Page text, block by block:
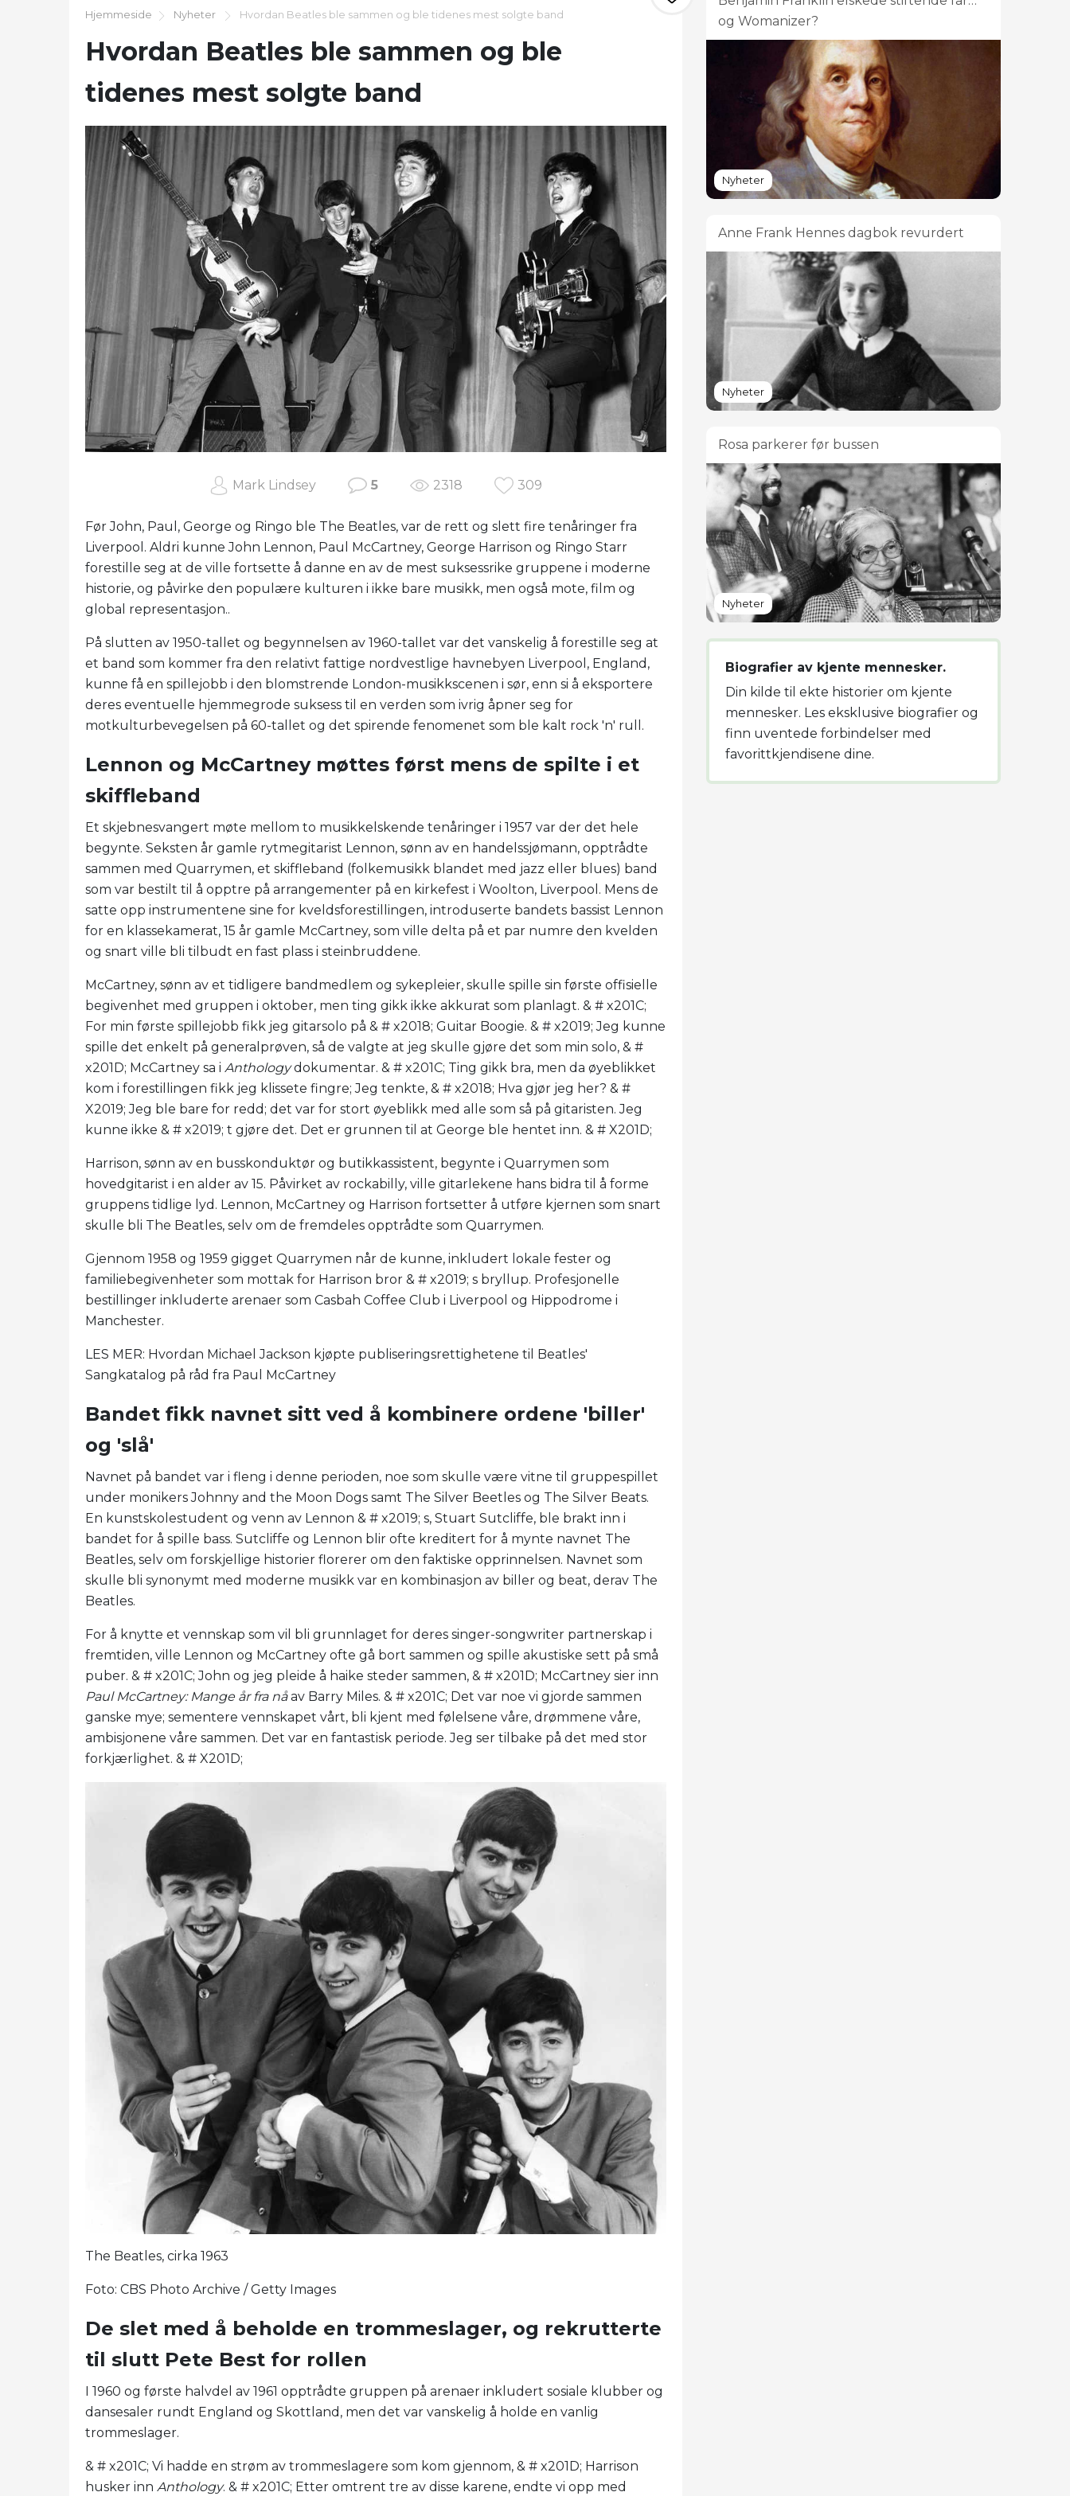
Hjemmeside Nyheter Hvordan Beatles ble sammen og ble tidenes mest solgte band
Hvordan Beatles ble sammen og ble
tidenes mest solgte band
Mark Lindsey 5 2318 309
Før John, Paul, George og Ringo ble The Beatles, var de rett og slett fire tenåringer fra
Liverpool. Aldri kunne John Lennon, Paul McCartney, George Harrison og Ringo Starr
forestille seg at de ville fortsette å danne en av de mest suksessrike gruppene i moderne
historie, og påvirke den populære kulturen i ikke bare musikk, men også mote, film og
global representasjon..
På slutten av 1950-tallet og begynnelsen av 1960-tallet var det vanskelig å forestille seg at
et band som kommer fra den relativt fattige nordvestlige havnebyen Liverpool, England,
kunne få en spillejobb i den blomstrende London-musikkscenen i sør, enn si å eksportere
deres eventuelle hjemmegrode suksess til en verden som ivrig åpner seg for
motkulturbevegelsen på 60-tallet og det spirende fenomenet som ble kalt rock 'n' rull.
Lennon og McCartney møttes først mens de spilte i et
skiffleband
Et skjebnesvangert møte mellom to musikkelskende tenåringer i 1957 var der det hele
begynte. Seksten år gamle rytmegitarist Lennon, sønn av en handelssjømann, opptrådte
sammen med Quarrymen, et skiffleband (folkemusikk blandet med jazz eller blues) band
som var bestilt til å opptre på arrangementer på en kirkefest i Woolton, Liverpool. Mens de
satte opp instrumentene sine for kveldsforestillingen, introduserte bandets bassist Lennon
for en klassekamerat, 15 år gamle McCartney, som ville delta på et par numre den kvelden
og snart ville bli tilbudt en fast plass i steinbruddene.
McCartney, sønn av et tidligere bandmedlem og sykepleier, skulle spille sin første offisielle
begivenhet med gruppen i oktober, men ting gikk ikke akkurat som planlagt. & # x201C;
For min første spillejobb fikk jeg gitarsolo på & # x2018; Guitar Boogie. & # x2019; Jeg kunne
spille det enkelt på generalprøven, så de valgte at jeg skulle gjøre det som min solo, & #
x201D; McCartney sa i Anthologydokumentar. & # x201C; Ting gikk bra, men da øyeblikket
kom i forestillingen fikk jeg klissete fingre; Jeg tenkte, & # x2018; Hva gjør jeg her? & #
X2019; Jeg ble bare for redd; det var for stort øyeblikk med alle som så på gitaristen. Jeg
kunne ikke & # x2019; t gjøre det. Det er grunnen til at George ble hentet inn. & # X201D;
Harrison, sønn av en busskonduktør og butikkassistent, begynte i Quarrymen som
hovedgitarist i en alder av 15. Påvirket av rockabilly, ville gitarlekene hans bidra til å forme
gruppens tidlige lyd. Lennon, McCartney og Harrison fortsetter å utføre kjernen som snart
skulle bli The Beatles, selv om de fremdeles opptrådte som Quarrymen.
Gjennom 1958 og 1959 gigget Quarrymen når de kunne, inkludert lokale fester og
familiebegivenheter som mottak for Harrison bror & # x2019; s bryllup. Profesjonelle
bestillinger inkluderte arenaer som Casbah Coffee Club i Liverpool og Hippodrome i
Manchester.
LES MER: Hvordan Michael Jackson kjøpte publiseringsrettighetene til Beatles'
Sangkatalog på råd fra Paul McCartney
Bandet fikk navnet sitt ved å kombinere ordene 'biller'
og 'slå'
Navnet på bandet var i fleng i denne perioden, noe som skulle være vitne til gruppespillet
under monikers Johnny and the Moon Dogs samt The Silver Beetles og The Silver Beats.
En kunstskolestudent og venn av Lennon & # x2019; s, Stuart Sutcliffe, ble brakt inn i
bandet for å spille bass. Sutcliffe og Lennon blir ofte kreditert for å mynte navnet The
Beatles, selv om forskjellige historier florerer om den faktiske opprinnelsen. Navnet som
skulle bli synonymt med moderne musikk var en kombinasjon av biller og beat, derav The
Beatles.
For å knytte et vennskap som vil bli grunnlaget for deres singer-songwriter partnerskap i
fremtiden, ville Lennon og McCartney ofte gå bort sammen og spille akustiske sett på små
puber. & # x201C; John og jeg pleide å haike steder sammen, & # x201D; McCartney sier inn
Paul McCartney: Mange år fra nåav Barry Miles. & # x201C; Det var noe vi gjorde sammen
ganske mye; sementere vennskapet vårt, bli kjent med følelsene våre, drømmene våre,
ambisjonene våre sammen. Det var en fantastisk periode. Jeg ser tilbake på det med stor
forkjærlighet. & # X201D;
The Beatles, cirka 1963
Foto: CBS Photo Archive / Getty Images
De slet med å beholde en trommeslager, og rekrutterte
til slutt Pete Best for rollen
I 1960 og første halvdel av 1961 opptrådte gruppen på arenaer inkludert sosiale klubber og
dansesaler rundt England og Skottland, men det var vanskelig å holde en vanlig
trommeslager.
& # x201C; Vi hadde en strøm av trommeslagere som kom gjennom, & # x201D; Harrison
husker inn Anthology. & # x201C; Etter omtrent tre av disse karene, endte vi opp med
og Womanizer?
Nyheter
Anne Frank Hennes dagbok revurdert
Nyheter
Rosa parkerer før bussen
Nyheter
Biografier av kjente mennesker.
Din kilde til ekte historier om kjente
mennesker. Les eksklusive biografier og
finn uventede forbindelser med
favorittkjendisene dine.